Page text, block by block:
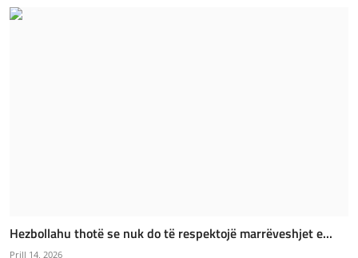
Hezbollahu thotë se nuk do të respektojë marrëveshjet e...
Prill 14, 2026